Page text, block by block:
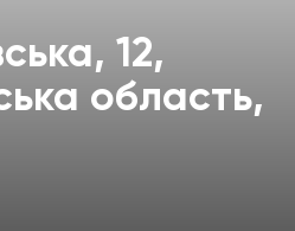
12,
область,